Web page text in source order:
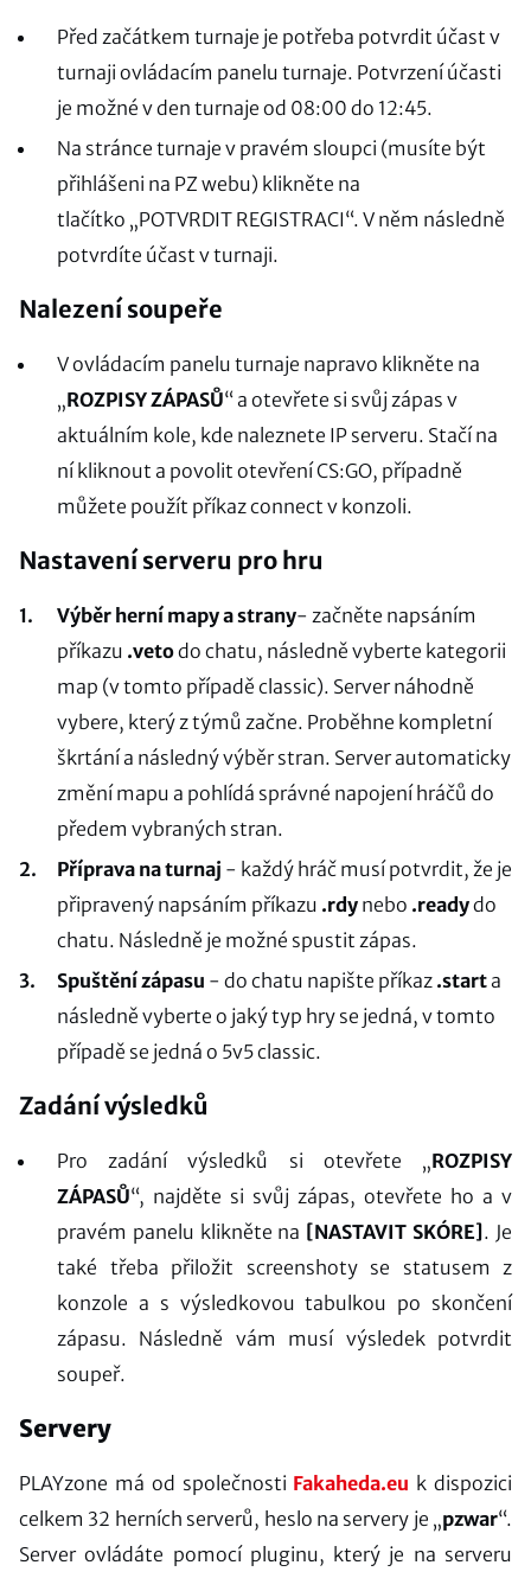
Před začátkem turnaje je potřeba potvrdit účast v
turnaji ovládacím panelu turnaje. Potvrzení účasti
je možné v den turnaje od 08:00 do 12:45.
Na stránce turnaje v pravém sloupci (musíte být
přihlášeni na PZ webu) klikněte na
tlačítko „POTVRDIT REGISTRACI“. V něm následně
potvrdíte účast v turnaji.
Nalezení soupeře
V ovládacím panelu turnaje napravo klikněte na
„ROZPISY ZÁPASŮ“ a otevřete si svůj zápas v
aktuálním kole, kde naleznete IP serveru. Stačí na
ní kliknout a povolit otevření CS:GO, případně
můžete použít příkaz connect v konzoli.
Nastavení serveru pro hru
Výběr herní mapya strany- začněte napsáním
příkazu .vetodo chatu, následně vyberte kategorii
map (v tomto případě classic). Server náhodně
vybere, který z týmů začne. Proběhne kompletní
škrtání a následný výběr stran. Server automaticky
změní mapu a pohlídá správné napojení hráčů do
předem vybraných stran.
Příprava na turnaj - každý hráč musí potvrdit, že je
připravený napsáním příkazu .rdy nebo .readydo
chatu. Následně je možné spustit zápas.
Spuštění zápasu - do chatu napište příkaz .starta
následně vyberte o jaký typ hry se jedná, v tomto
případě se jedná o 5v5 classic.
Zadání výsledků
Pro zadání výsledků si otevřete „ROZPISY
ZÁPASŮ“, najděte si svůj zápas, otevřete ho a v
pravém panelu klikněte na [NASTAVIT SKÓRE] . Je
také třeba přiložit screenshoty se statusem z
konzole a s výsledkovou tabulkou po skončení
zápasu. Následně vám musí výsledek potvrdit
soupeř.
Servery
PLAYzone má od společnosti Fakaheda.eu k dispozici
celkem 32 herních serverů, heslo na servery je „pzwar“.
Server ovládáte pomocí pluginu, který je na serveru